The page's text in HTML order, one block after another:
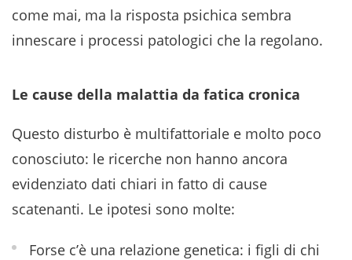
come mai, ma la risposta psichica sembra
innescare i processi patologici che la regolano.
Le cause della malattia da fatica cronica
Questo disturbo è multifattoriale e molto poco
conosciuto: le ricerche non hanno ancora
evidenziato dati chiari in fatto di cause
scatenanti. Le ipotesi sono molte:
Forse c’è una relazione genetica: i figli di chi